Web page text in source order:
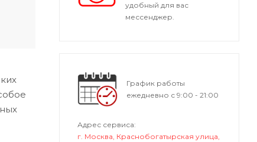
удобный для вас
мессенджер.
График работы
ежедневно с 9:00 - 21:00
Адрес сервиса:
г. Москва, Краснобогатырская улица,